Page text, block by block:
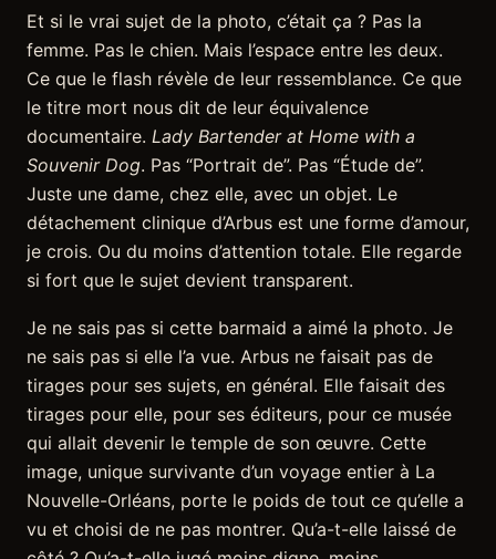
Et si le vrai sujet de la photo, c’était ça ? Pas la
femme. Pas le chien. Mais l’espace entre les deux.
Ce que le flash révèle de leur ressemblance. Ce que
le titre mort nous dit de leur équivalence
documentaire. Lady Bartender at Home with a
Souvenir Dog. Pas “Portrait de”. Pas “Étude de”.
Juste une dame, chez elle, avec un objet. Le
détachement clinique d’Arbus est une forme d’amour,
je crois. Ou du moins d’attention totale. Elle regarde
si fort que le sujet devient transparent.
Je ne sais pas si cette barmaid a aimé la photo. Je
ne sais pas si elle l’a vue. Arbus ne faisait pas de
tirages pour ses sujets, en général. Elle faisait des
tirages pour elle, pour ses éditeurs, pour ce musée
qui allait devenir le temple de son œuvre. Cette
image, unique survivante d’un voyage entier à La
Nouvelle-Orléans, porte le poids de tout ce qu’elle a
vu et choisi de ne pas montrer. Qu’a-t-elle laissé de